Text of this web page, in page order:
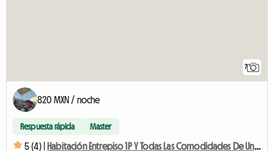
7
820 MXN / noche
Respuesta rápida Master
5 (4) | Habitación Entrepiso 1P Y Todas Las Comodidades De Una Casa